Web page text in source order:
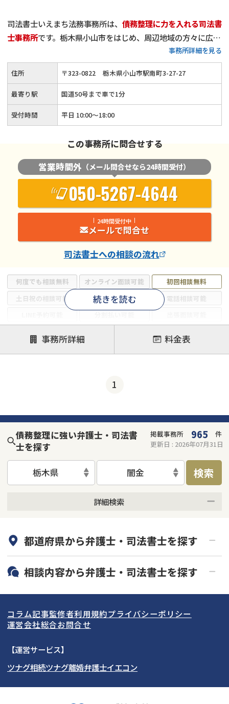
司法書士いえまち法務事務所は、 債務整理に力を入れる司法書
士事務所です。栃木県小山市をはじめ、周辺地域の方々に広く
を超えました。
当事務所は、一般的な法律事務所に比べ、比較的リーズナブル
な費用設定
になっているかと思います。減額報酬はいただいて
おりませんし、分割払いも可能です。「少しでも安く債務整理
を行いたい」とお考えの方は、他事務所様の費用と比較した上
でぜひご依頼ください。経済的負担が少ない形でご依頼を受け
事務所詳細を見る
何度でも相談無料 オンライン面談可能
初回相談無料
土日祝の相談可能
19時以降電話可能
電話相談可能
時効援用
カードローン
闇金 奨学金
続きを読む
住所 〒323-0822 栃木県小山市駅南町3-27-27
最寄り駅 国道50号まで車で1分
受付時間 平日 10:00〜18:00
この事務所に問合せする
営業時間外 （メール問合せなら24時間受付）
050-5267-4644
24時間受付中
メールで問合せ
司法書士への相談の流れ
事務所詳細 料金表
1
債務整理に強い弁護士・司法書
士を探す
掲載事務所 965
件
更新日 : 2026年07月31日
栃木県 闇金 検索
詳細検索
初回相談無料
土日祝の相談可能
都道府県から弁護士・司法書士を探す
北海道・東北
北海道 青森県
岩手県 宮城県
秋田県
福島県
関東
東京都 神奈川県
埼玉県
茨城県 群馬県
東海
愛知県
岐阜県 山梨県
関西
大阪府 京都府
北陸・甲信越
相談内容から弁護士・司法書士を探す
任意整理
個人再生
会社破産・法人破産
消費者金融・サラ金
カードローン・クレジッ
ト会社
コラム記事監修者利用規約プライバシーポリシー
運営会社総合お問合せ
【運営サービス】
ツナグ相続ツナグ離婚弁護士イエコン